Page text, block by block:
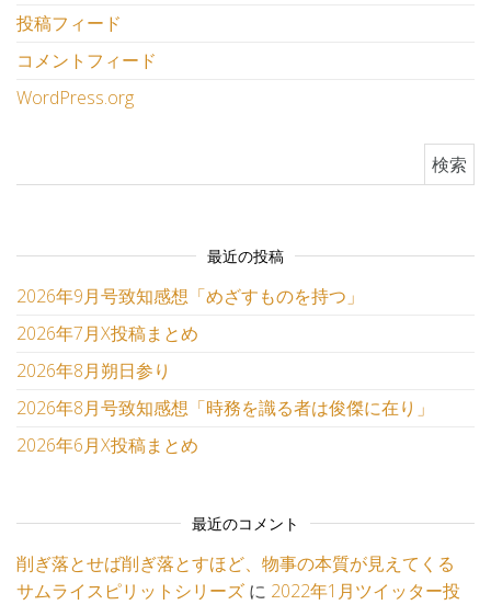
投稿フィード
コメントフィード
WordPress.org
最近の投稿
2026年9月号致知感想「めざすものを持つ」
2026年7月X投稿まとめ
2026年8月朔日参り
2026年8月号致知感想「時務を識る者は俊傑に在り」
2026年6月X投稿まとめ
最近のコメント
削ぎ落とせば削ぎ落とすほど、物事の本質が見えてくる
サムライスピリットシリーズ に 2022年1月ツイッター投